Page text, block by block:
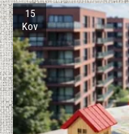
15
Kov